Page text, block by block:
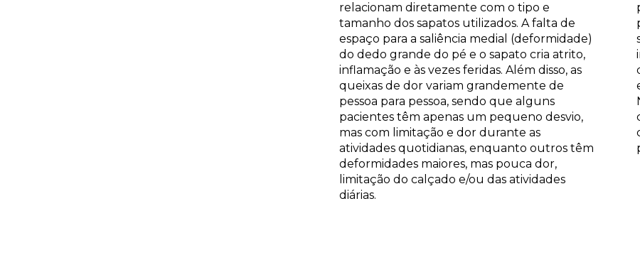
relacionam diretamente com o tipo e
tamanho dos sapatos utilizados. A falta de
espaço para a saliência medial (deformidade)
do dedo grande do pé e o sapato cria atrito,
inflamação e às vezes feridas. Além disso, as
queixas de dor variam grandemente de
pessoa para pessoa, sendo que alguns
pacientes têm apenas um pequeno desvio,
mas com limitação e dor durante as
atividades quotidianas, enquanto outros têm
deformidades maiores, mas pouca dor,
limitação do calçado e/ou das atividades
diárias.